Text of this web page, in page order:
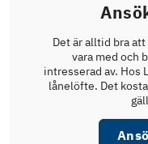
Det är alltid bra
vara med och
intresserad av. Hos
lånelöfte. Det